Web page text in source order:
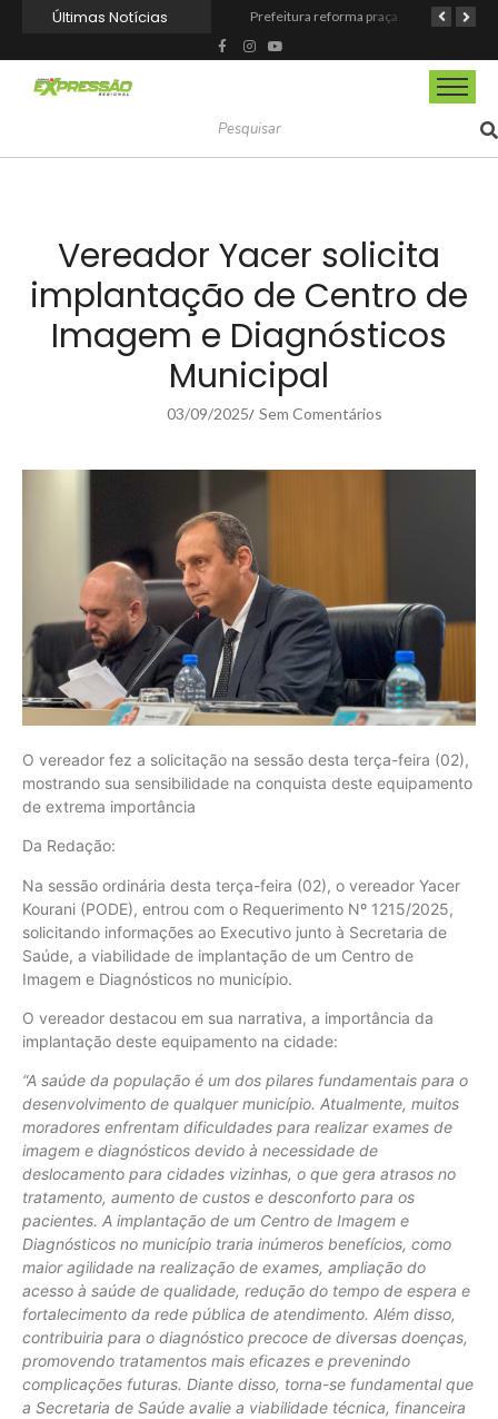
Últimas Notícias Prefeitura inaugura Espaço Motoboy na Aldeia da Serra e amplia rede de apoio à categoria
Vereador Yacer solicita
implantação de Centro de
Imagem e Diagnósticos
Municipal
03/09/2025/ Sem Comentários
O vereador fez a solicitação na sessão desta terça-feira (02),
mostrando sua sensibilidade na conquista deste equipamento
de extrema importância
Da Redação:
Na sessão ordinária desta terça-feira (02), o vereador Yacer
Kourani (PODE), entrou com o Requerimento Nº 1215/2025,
solicitando informações ao Executivo junto à Secretaria de
Saúde, a viabilidade de implantação de um Centro de
Imagem e Diagnósticos no município.
O vereador destacou em sua narrativa, a importância da
implantação deste equipamento na cidade:
“A saúde da população é um dos pilares fundamentais para o
desenvolvimento de qualquer município. Atualmente, muitos
moradores enfrentam dificuldades para realizar exames de
imagem e diagnósticos devido à necessidade de
deslocamento para cidades vizinhas, o que gera atrasos no
tratamento, aumento de custos e desconforto para os
pacientes. A implantação de um Centro de Imagem e
Diagnósticos no município traria inúmeros benefícios, como
maior agilidade na realização de exames, ampliação do
acesso à saúde de qualidade, redução do tempo de espera e
fortalecimento da rede pública de atendimento. Além disso,
contribuiria para o diagnóstico precoce de diversas doenças,
promovendo tratamentos mais eficazes e prevenindo
complicações futuras. Diante disso, torna-se fundamental que
a Secretaria de Saúde avalie a viabilidade técnica, financeira